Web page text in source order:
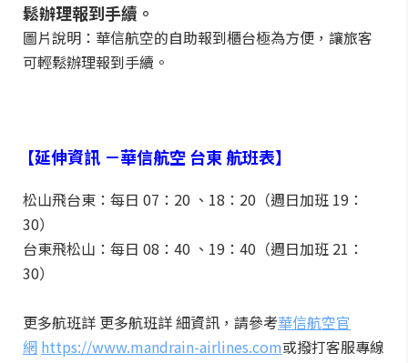
圖片說明：華信航空的自助報到櫃台極為方便，讓旅客
可輕鬆辦理報到手續。
【延伸資訊 －華信航空台東航班表】
松山飛台東：每日 07：20 、18：20（週日加班 19：
30）
台東飛松山：每日 08：40 、19：40（週日加班 21：
30）
更多航班詳 更多航班詳 細資訊，請參考華信航空官
網 https://www.mandrain-airlines.com或撥打客服專線